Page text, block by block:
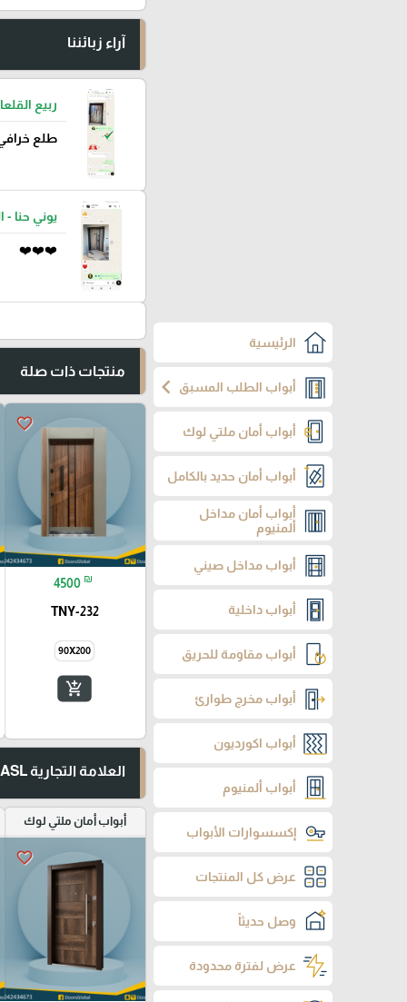
الرئيسية
أبواب الطلب المسبقchevron_left
أبواب أمان ملتي لوك
أبواب أمان حديد بالكامل
أبواب أمان مداخل
ألمنيوم
أبواب مداخل صيني
أبواب داخلية
أبواب مقاومة للحريق
أبواب مخرج طوارئ
أبواب اكورديون
أبواب ألمنيوم
إكسسوارات الأبواب
عرض كل المنتجات
وصل حديثاً
عرض لفترة محدودة
آراء زبائننا
ربيع
طلع
يوني حنا -
❤️❤️❤️
منتجات ذات صلة
favorite_border
4500 ₪
TNY-232
90X200
add_shopping_cart
العلامة التجارية ASL
أبواب أمان ملتي لوك
favorite_border